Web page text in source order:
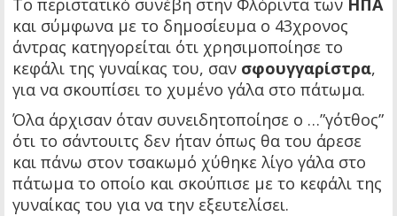
και σύμφωνα με το δημοσίευμα ο 43χρονος
άντρας κατηγορείται ότι χρησιμοποίησε το
κεφάλι της γυναίκας του, σαν σφουγγαρίστρα,
για να σκουπίσει το χυμένο γάλα στο πάτωμα.
Όλα άρχισαν όταν συνειδητοποίησε ο …”γότθος”
ότι το σάντουιτς δεν ήταν όπως θα του άρεσε
και πάνω στον τσακωμό χύθηκε λίγο γάλα στο
πάτωμα το οποίο και σκούπισε με το κεφάλι της
γυναίκας του για να την εξευτελίσει.